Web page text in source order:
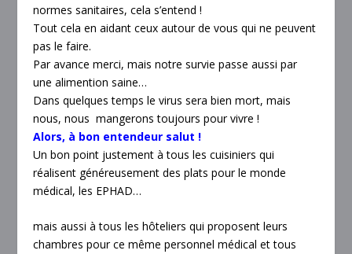
normes sanitaires, cela s’entend !
Tout cela en aidant ceux autour de vous qui ne peuvent
pas le faire.
Par avance merci, mais notre survie passe aussi par
une alimention saine…
Dans quelques temps le virus sera bien mort, mais
nous, nous mangerons toujours pour vivre !
Alors, à bon entendeur salut !
Un bon point justement à tous les cuisiniers qui
réalisent généreusement des plats pour le monde
médical, les EPHAD…
mais aussi à tous les hôteliers qui proposent leurs
chambres pour ce même personnel médical et tous